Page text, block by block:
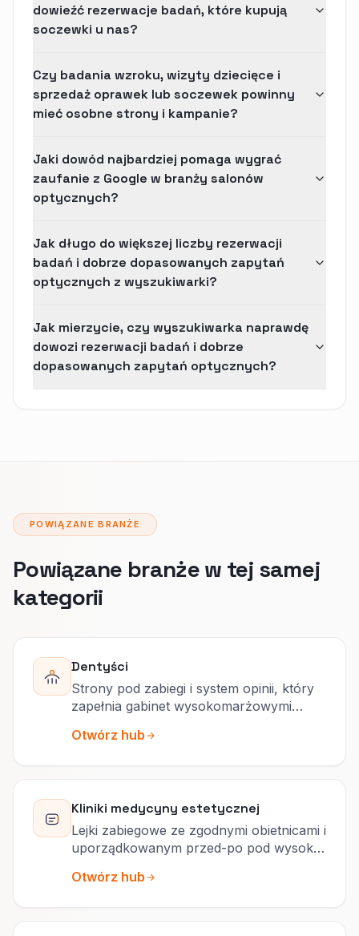
dowieźć rezerwacje badań, które kupują
soczewki u nas?
Czy badania wzroku, wizyty dziecięce i
sprzedaż oprawek lub soczewek powinny
mieć osobne strony i kampanie?
Jaki dowód najbardziej pomaga wygrać
zaufanie z Google w branży salonów
optycznych?
Jak długo do większej liczby rezerwacji
badań i dobrze dopasowanych zapytań
optycznych z wyszukiwarki?
Jak mierzycie, czy wyszukiwarka naprawdę
dowozi rezerwacji badań i dobrze
dopasowanych zapytań optycznych?
POWIĄZANE BRANŻE
Powiązane branże w tej samej
kategorii
Dentyści
Strony pod zabiegi i system opinii, który
zapełnia gabinet wysokomarżowymi
Otwórz hub
Kliniki medycyny estetycznej
Lejki zabiegowe ze zgodnymi obietnicami i
uporządkowanym przed-po pod wysokie
Otwórz hub